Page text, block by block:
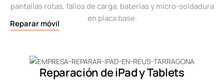
pantallas rotas, fallos de carga, baterías y micro-soldadura
en placa base.
Reparar móvil
Reparación de iPad y Tablets